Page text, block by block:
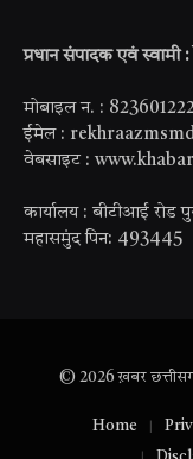
प्रधान संपादक एवं स्वामी :
मोबाइल न. :
ईमेल :
वेबसाइट :
कार्यालय : बीटीआई रोड
महासमुंद पिन: 493445
© 2026 ख़बर
Home